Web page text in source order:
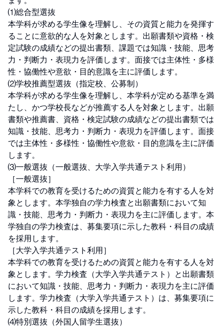
⑴総合型選抜
本学科が求める学生像を理解し、その資質と能力を発揮す
ることに意欲的な人を対象とします。出願書類や資格・検
定試験の成績などの提出書類、課題では知識・技能、思考
力・判断力・表現力を評価します。面接では主体性・多様
性・協働性や意欲・目的意識を主に評価します。
⑵学校推薦型選抜（指定校、公募制）
本学科が求める学生像を理解し、本学科が定める基準を満
たし、かつ学校長などが推薦する人を対象とします。出願
書類や推薦書、資格・検定試験の成績などの提出書類では
知識・技能、思考力・判断力・表現力を評価します。面接
では主体性・多様性・協働性や意欲・目的意識を主に評価
します。
⑶一般選抜（一般選抜、大学入学共通テスト利用）
［一般選抜］
本学科での教育を受けるための資質と能力を有する人を対
象とします。本学独自の学力検査と出願書類において知
識・技能、思考力・判断力・表現力を主に評価します。本
学独自の学力検査は、募集要項に示した教科・科目の成績
を採用します。
［大学入学共通テスト利用］
本学科での教育を受けるための資質と能力を有する人を対
象とします。学力検査（大学入学共通テスト）と出願書類
において知識・技能、思考力・判断力・表現力を主に評価
します。学力検査（大学入学共通テスト）は、募集要項に
示した教科・科目の成績を採用します。
⑷特別選抜（外国人留学生選抜）